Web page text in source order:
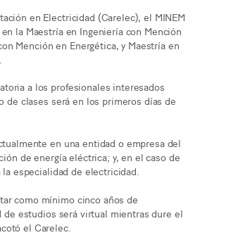
en Electricidad (Carelec), el MINEM
la Maestría en Ingeniería con Mención
Mención en Energética, y Maestría en
a los profesionales interesados
de clases será en los primeros días de
en una entidad o empresa del
de energía eléctrica; y, en el caso de
especialidad de electricidad.
como mínimo cinco años de
estudios será virtual mientras dure el
el Carelec.